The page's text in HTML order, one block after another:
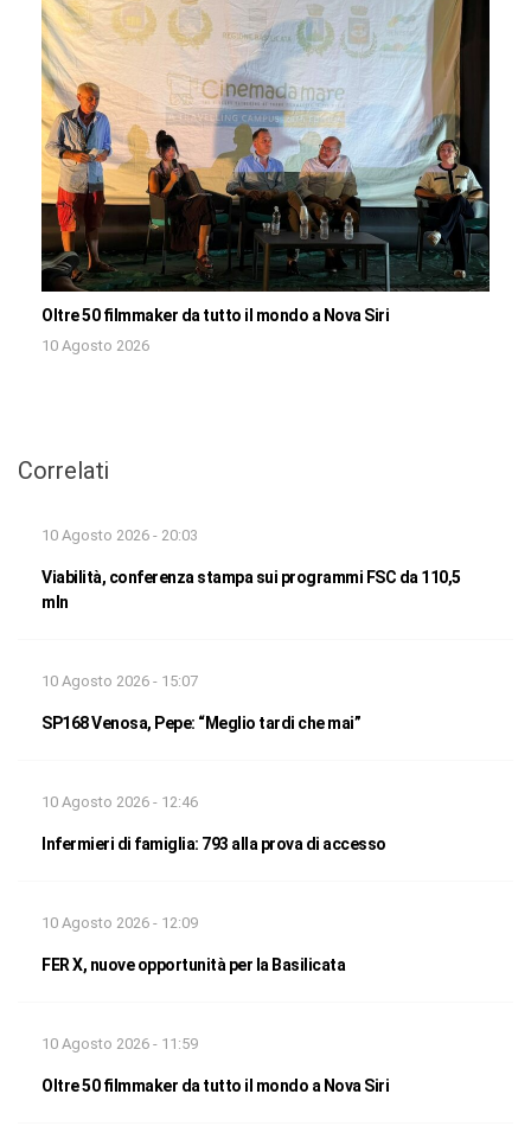
Oltre 50 filmmaker da tutto il mondo a Nova Siri
10 Agosto 2026
Correlati
10 Agosto 2026 - 20:03
Viabilità, conferenza stampa sui programmi FSC da 110,5
mln
10 Agosto 2026 - 15:07
SP168 Venosa, Pepe: “Meglio tardi che mai”
10 Agosto 2026 - 12:46
Infermieri di famiglia: 793 alla prova di accesso
10 Agosto 2026 - 12:09
FER X, nuove opportunità per la Basilicata
10 Agosto 2026 - 11:59
Oltre 50 filmmaker da tutto il mondo a Nova Siri